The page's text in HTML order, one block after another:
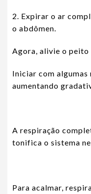
2. Expirar o ar
o abdômen.
Agora, alivie o peito
Iniciar com
aumentando
A respiração
tonifica o sistema
Para acalmar,